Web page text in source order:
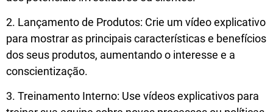
2. Lançamento de Produtos: Crie um vídeo explicativo
para mostrar as principais características e benefícios
dos seus produtos, aumentando o interesse e a
conscientização.
3. Treinamento Interno: Use vídeos explicativos para